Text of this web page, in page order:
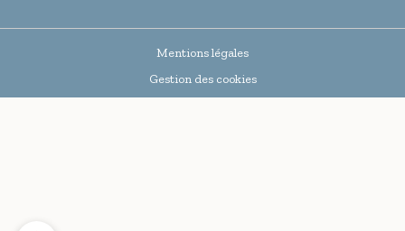
Mentions légales
Gestion des cookies